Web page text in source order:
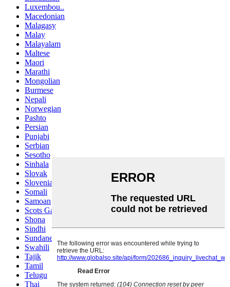
Luxembou..
Macedonian
Malagasy
Malay
Malayalam
Maltese
Maori
Marathi
Mongolian
Burmese
Nepali
Norwegian
Pashto
Persian
Punjabi
Serbian
Sesotho
Sinhala
Slovak
Slovenian
Somali
Samoan
Scots Gaelic
Shona
Sindhi
Sundanese
Swahili
Tajik
Tamil
Telugu
Thai